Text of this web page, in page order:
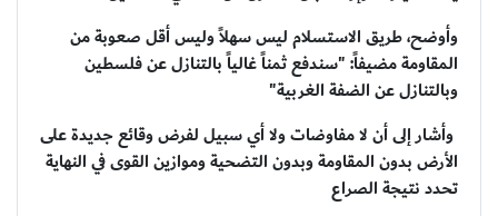
وأوضح، طريق الاستسلام ليس سهلاً وليس أقل صعوبة من
المقاومة مضيفاً: "سندفع ثمناً غالياً بالتنازل عن فلسطين
وبالتنازل عن الضفة الغربية"
وأشار إلى أن لا مفاوضات ولا أي سبيل لفرض وقائع جديدة على
الأرض بدون المقاومة وبدون التضحية وموازين القوى في النهاية
تحدد نتيجة الصراع